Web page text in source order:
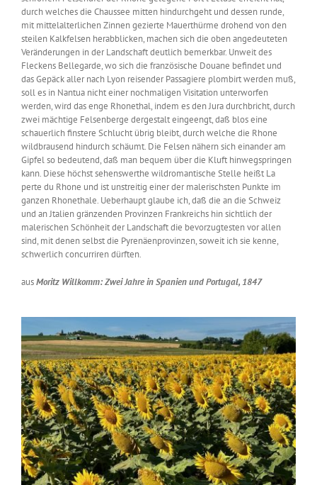
durch welches die Chaussee mitten hindurchgeht und dessen runde,
mit mittelalterlichen Zinnen gezierte Mauerthürme drohend von den
steilen Kalkfelsen herabblicken, machen sich die oben angedeuteten
Veränderungen in der Landschaft deutlich bemerkbar. Unweit des
Fleckens Bellegarde, wo sich die französische Douane befindet und
das Gepäck aller nach Lyon reisender Passagiere plombirt werden muß,
soll es in Nantua nicht einer nochmaligen Visitation unterworfen
werden, wird das enge Rhonethal, indem es den Jura durchbricht, durch
zwei mächtige Felsenberge dergestalt eingeengt, daß blos eine
schauerlich finstere Schlucht übrig bleibt, durch welche die Rhone
wildbrausend hindurch schäumt. Die Felsen nähern sich einander am
Gipfel so bedeutend, daß man bequem über die Kluft hinwegspringen
kann. Diese höchst sehenswerthe wildromantische Stelle heißt La
perte du Rhone und ist unstreitig einer der malerischsten Punkte im
ganzen Rhonethale. Ueberhaupt glaube ich, daß die an die Schweiz
und an Jtalien gränzenden Provinzen Frankreichs hin sichtlich der
malerischen Schönheit der Landschaft die bevorzugtesten vor allen
sind, mit denen selbst die Pyrenäenprovinzen, soweit ich sie kenne,
schwerlich concurriren dürften.
ausMoritz Willkomm: Zwei Jahre in Spanien und Portugal, 1847